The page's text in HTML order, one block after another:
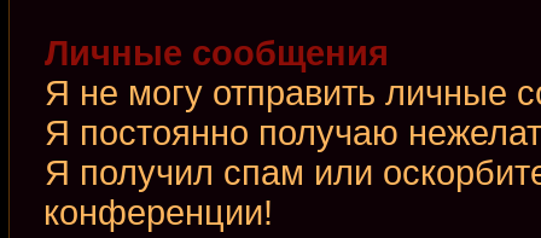
Личные сообщения
Я не могу отправить личные
Я постоянно получаю
Я получил спам или
конференции!